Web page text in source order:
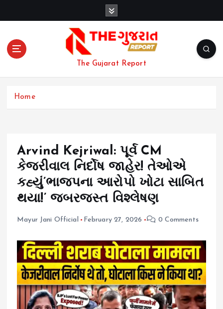
The Gujarat Report
Home
Arvind Kejriwal: પૂર્વ CM
કેજરીવાલ નિર્દોષ જાહેર! તેઓએ
કહ્યું’ભાજપના આરોપો ખોટા સાબિત
થયા!’ જબરજસ્ત વિશ્લેષણ
Mayur Jani Official February 27, 2026 0 Comments